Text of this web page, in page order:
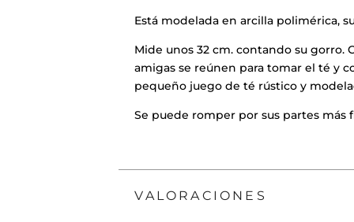
Está modelada en arcilla polimérica,
Mide unos 32 cm. contando su gorro.
amigas se reúnen para tomar el té y
pequeño juego de té rústico y
Se puede romper por sus partes más
VALORACIONES